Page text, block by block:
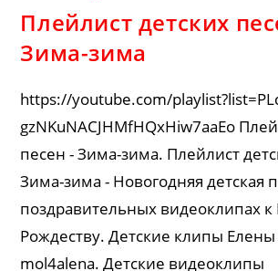
Плейлист детских
Зима-зима
https://youtube.com/
gzNKuNACJHMfHQxHiw7aaEo
песен - Зима-зима. Плейлист
Зима-зима - Новогодняя детская
поздравительных видеоклипах к
Рождеству. Детские клипы
mol4alena. Детские видеоклипы